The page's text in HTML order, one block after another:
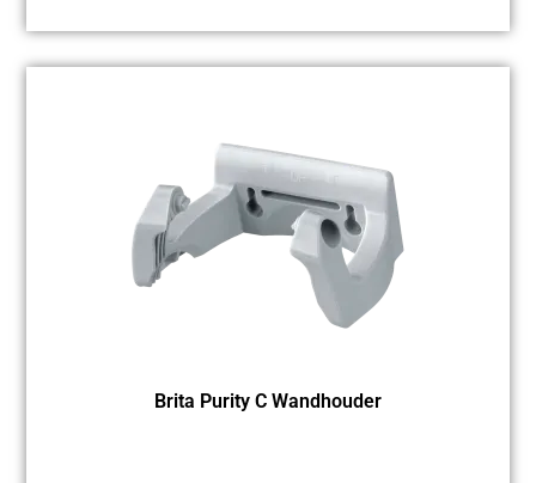
Brita Purity C Wandhouder